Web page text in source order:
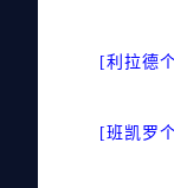
[利拉德
[班凯罗